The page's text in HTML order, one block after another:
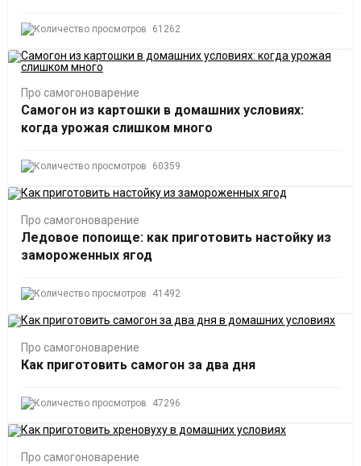
61262
Про самогоноварение
Самогон из картошки в домашних условиях:
когда урожая слишком много
60359
Про самогоноварение
Ледовое попоище: как приготовить настойку из
замороженных ягод
41492
Про самогоноварение
Как приготовить самогон за два дня
47296
Про самогоноварение